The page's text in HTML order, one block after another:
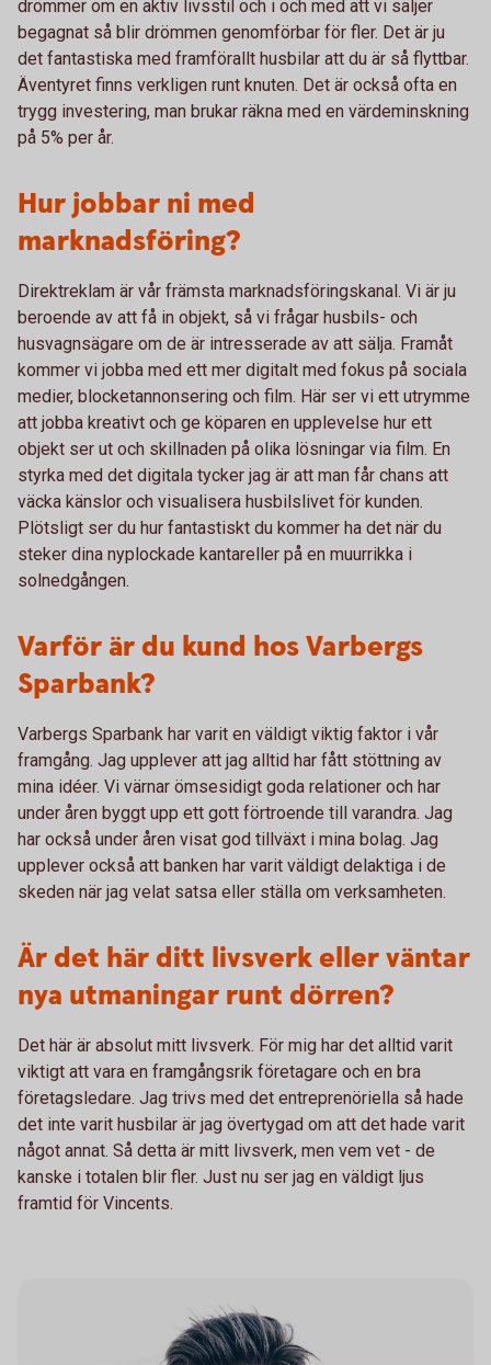
drömmer om en aktiv livsstil och i och med att vi säljer
begagnat så blir drömmen genomförbar för fler. Det är ju
det fantastiska med framförallt husbilar att du är så flyttbar.
Äventyret finns verkligen runt knuten. Det är också ofta en
trygg investering, man brukar räkna med en värdeminskning
på 5% per år.
Hur jobbar ni med
marknadsföring?
Direktreklam är vår främsta marknadsföringskanal. Vi är ju
beroende av att få in objekt, så vi frågar husbils- och
husvagnsägare om de är intresserade av att sälja. Framåt
kommer vi jobba med ett mer digitalt med fokus på sociala
medier, blocketannonsering och film. Här ser vi ett utrymme
att jobba kreativt och ge köparen en upplevelse hur ett
objekt ser ut och skillnaden på olika lösningar via film. En
styrka med det digitala tycker jag är att man får chans att
väcka känslor och visualisera husbilslivet för kunden.
Plötsligt ser du hur fantastiskt du kommer ha det när du
steker dina nyplockade kantareller på en muurrikka i
solnedgången.
Varför är du kund hos Varbergs
Sparbank?
Varbergs Sparbank har varit en väldigt viktig faktor i vår
framgång. Jag upplever att jag alltid har fått stöttning av
mina idéer. Vi värnar ömsesidigt goda relationer och har
under åren byggt upp ett gott förtroende till varandra. Jag
har också under åren visat god tillväxt i mina bolag. Jag
upplever också att banken har varit väldigt delaktiga i de
skeden när jag velat satsa eller ställa om verksamheten.
Är det här ditt livsverk eller väntar
nya utmaningar runt dörren?
Det här är absolut mitt livsverk. För mig har det alltid varit
viktigt att vara en framgångsrik företagare och en bra
företagsledare. Jag trivs med det entreprenöriella så hade
det inte varit husbilar är jag övertygad om att det hade varit
något annat. Så detta är mitt livsverk, men vem vet - de
kanske i totalen blir fler. Just nu ser jag en väldigt ljus
framtid för Vincents.